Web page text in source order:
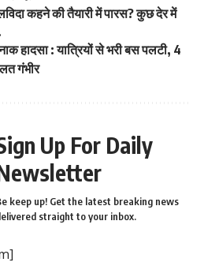
कहने की तैयारी में पारस? कुछ देर में
हादसा : यात्रियों से भरी बस पलटी, 4
गंभीर
Up For Daily
keep up! Get the latest breaking news
straight to your inbox.